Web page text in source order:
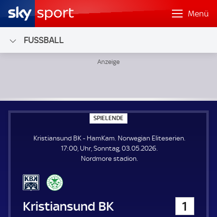
Menü
FUSSBALL
SPIELENDE
P
E
L
E
N
Kristiansund BK - HamKam. Norwegian Eliteserien.
17:00, Uhr, Sonntag, 03.05.2026.
Nordmore stadion.
Kristiansund BK
1